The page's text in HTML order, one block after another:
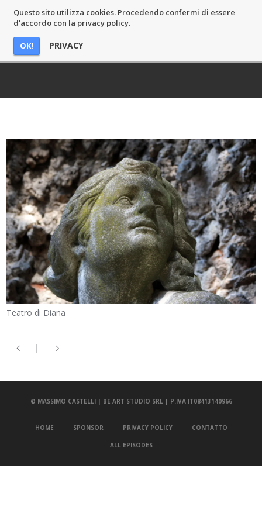
Questo sito utilizza cookies. Procedendo confermi di essere
d'accordo con la privacy policy.
OK! PRIVACY
MASSIMO CASTELLI
Teatro di Diana
© MASSIMO CASTELLI | BE ART STUDIO SRL | P.IVA IT08413140966
HOME SPONSOR PRIVACY POLICY CONTATTO
ALL EPISODES